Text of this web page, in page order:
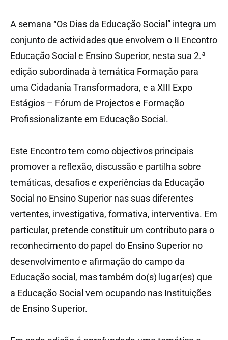
A semana “Os Dias da Educação Social” integra um
conjunto de actividades que envolvem o II Encontro
Educação Social e Ensino Superior, nesta sua 2.ª
edição subordinada à temática Formação para
uma Cidadania Transformadora, e a XIII Expo
Estágios – Fórum de Projectos e Formação
Profissionalizante em Educação Social.
Este Encontro tem como objectivos principais
promover a reflexão, discussão e partilha sobre
temáticas, desafios e experiências da Educação
Social no Ensino Superior nas suas diferentes
vertentes, investigativa, formativa, interventiva. Em
particular, pretende constituir um contributo para o
reconhecimento do papel do Ensino Superior no
desenvolvimento e afirmação do campo da
Educação social, mas também do(s) lugar(es) que
a Educação Social vem ocupando nas Instituições
de Ensino Superior.